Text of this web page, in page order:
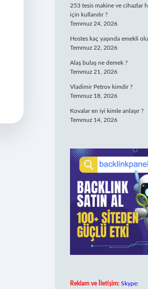
253 tesis makine ve cihazlar
için kullanılır ?
Temmuz 24, 2026
Hostes kaç yaşında emekli
Temmuz 22, 2026
Alaş bulaş ne demek ?
Temmuz 21, 2026
Vladimir Petrov kimdir ?
Temmuz 18, 2026
Kovalar en iyi kimle anlaşır ?
Temmuz 14, 2026
Reklam ve İletişim: Skype: